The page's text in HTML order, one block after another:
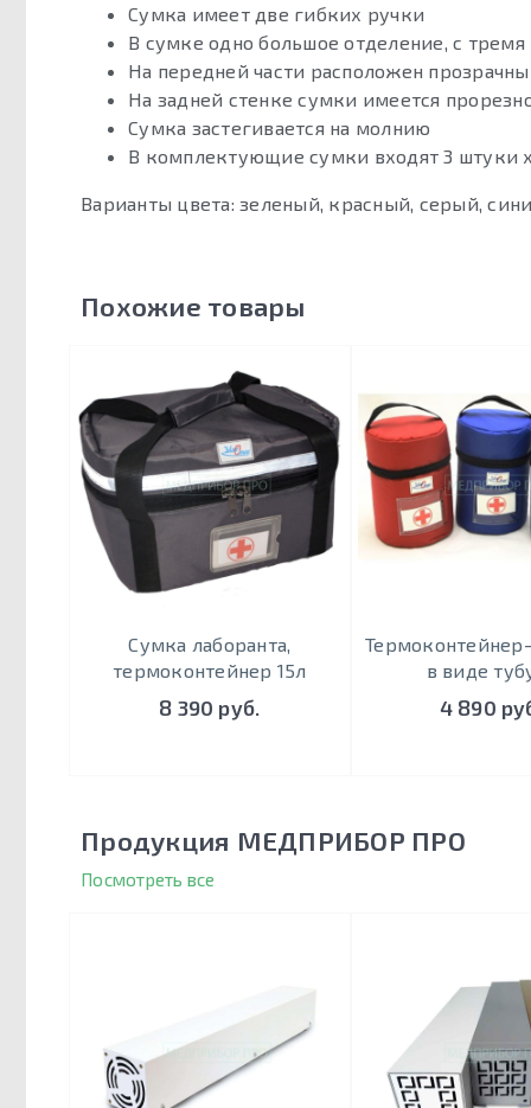
Сумка имеет две гибких ручки
В сумке одно большое отделение, с
На передней части расположен
На задней стенке сумки имеется
Сумка застегивается на молнию
В комплектующие сумки входят 3 штуки
Варианты цвета: зеленый, красный, серый,
Похожие товары
Сумка лаборанта,
термоконтейнер 15л
8 390 руб.
в виде
4 890
Продукция МЕДПРИБОР ПРО
Посмотреть все